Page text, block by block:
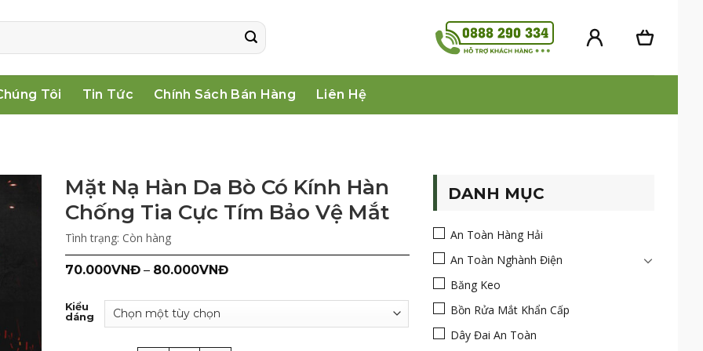
Tôi Tin Tức Chính Sách Bán Hàng Liên Hệ
Mặt Nạ Hàn Da Bò Có Kính Hàn
Chống Tia Cực Tím Bảo Vệ Mắt
Tình trạng: Còn hàng
70.000VNĐ– 80.000VNĐ
Kiểu
dáng
DANH MỤC
An Toàn Hàng Hải
An Toàn Nghành Điện
Băng Keo
Bồn Rửa Mắt Khẩn Cấp
Dây Đai An Toàn